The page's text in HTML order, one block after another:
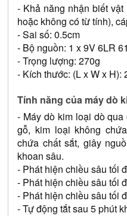
- Khả năng nhận biết
hoặc không có từ tính),
- Sai số: 0.5cm
- Bộ nguồn: 1 x 9V 6LR 61
- Trọng lượng: 270g
- Kích thước: (L x W x H):
Tính năng của máy dò
- Máy dò kim loại dò
gỗ, kim loại không
chứa chất sắt, giây
khoan sâu.
- Phát hiện chiều sâu tối
- Phát hiện chiều sâu tối
- Phát hiện chiều sâu tối
- Tự động tắt sau 5 phút